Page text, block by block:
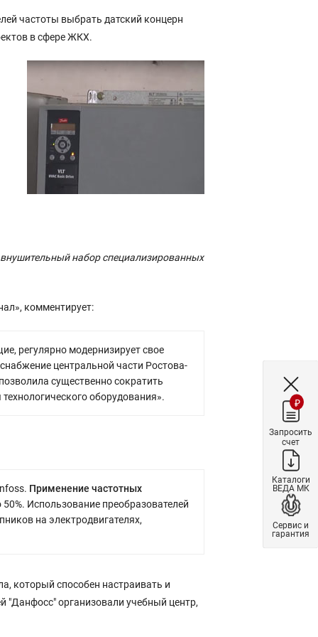
частоты выбрать датский концерн
в сфере ЖКХ.
внушительный набор специализированных
комментирует:
регулярно модернизирует свое
центральной части Ростова-
существенно сократить
оборудования».
Применение частотных
Использование преобразователей
на электродвигателях,
который способен настраивать и
"Данфосс" организовали учебный центр,
₽
Запросить
счет
Каталоги
ВЕДА МК
Сервис и
гарантия